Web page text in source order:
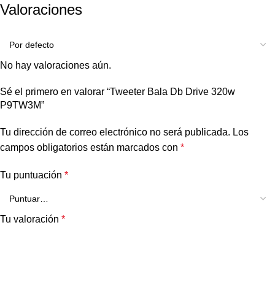
Valoraciones
No hay valoraciones aún.
Sé el primero en valorar “Tweeter Bala Db Drive 320w
P9TW3M”
Tu dirección de correo electrónico no será publicada. Los
campos obligatorios están marcados con *
Tu puntuación *
Tu valoración *